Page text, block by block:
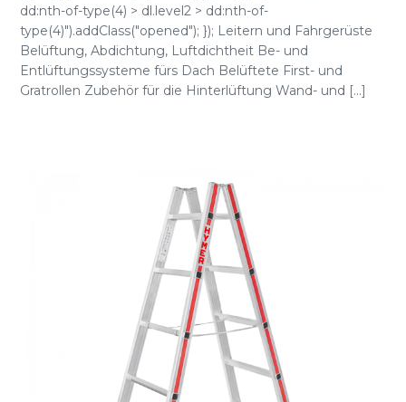
dd:nth-of-type(4) > dl.level2 > dd:nth-of-
type(4)").addClass("opened"); }); Leitern und Fahrgerüste
Belüftung, Abdichtung, Luftdichtheit Be- und
Entlüftungssysteme fürs Dach Belüftete First- und
Gratrollen Zubehör für die Hinterlüftung Wand- und [...]